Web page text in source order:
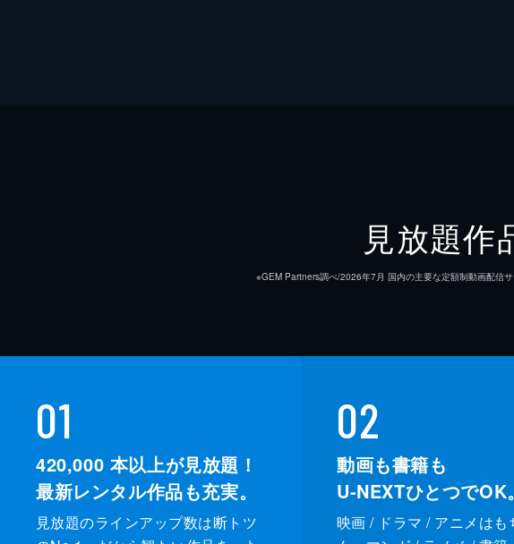
見放題作
※GEM Partners調べ/2026年7⽉ 国内の主要な定額制動画配信
01
420,000 本以上が見放題！
最新レンタル作品も充実。
見放題のラインアップ数は断トツ
02
動画も書籍も
U-NEXTひとつでOK。
映画 / ドラマ / アニメはも